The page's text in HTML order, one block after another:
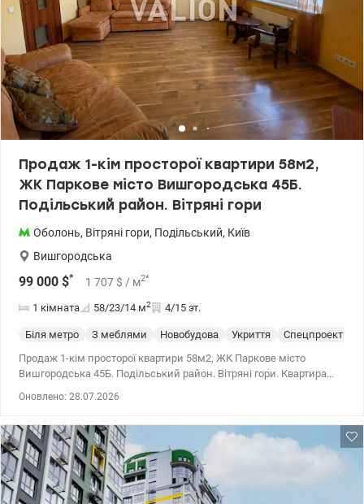
Продаж 1-кім просторої квартири 58м2,
ЖК Паркове місто Вишгородська 45Б.
Подільський район. Вітряні гори
Оболонь, Вітряні гори, Подільський, Київ
Вишгородська
99 000 $* 1 707 $ / м2*
1 кімната 58/23/14 м2 4/15 эт.
Біля метро З меблями Новобудова Укриття Спецпроект
Продаж 1-кім просторої квартири 58м2, ЖК Паркове місто
Вишгородська 45Б. Подільський район. Вітряні гори. Квартира
Кімната - 23,3м2 Санвузол поєднаний. (є бойлер на 50л) Велика
засклена лоджія з кімнати на кухню. Лічильник на тепло.
Найголовніша перевага комплексу – це зелене оточення
довкола нього. ЖК розташований у Подільському районі –
величезній еко-зоні з акуратними парками для прогулянок,
Оновлено: 28.07.2026